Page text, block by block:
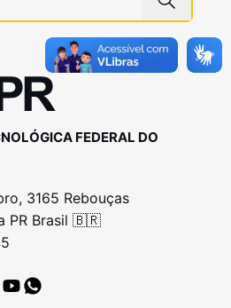
FEDERAL DO
3165 Rebouças
PR Brasil 🇧🇷